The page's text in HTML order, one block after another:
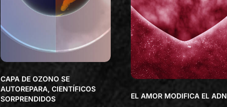
CAPA DE OZONO SE
AUTOREPARA, CIENTÍFICOS
SORPRENDIDOS
EL AMOR MODIFICA EL ADN